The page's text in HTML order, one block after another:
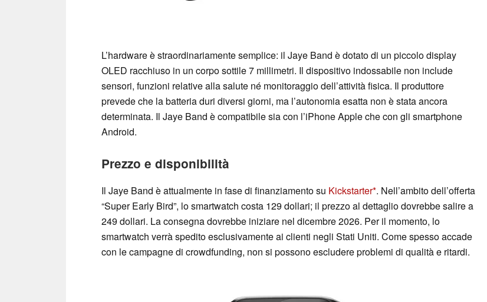
L’hardware è straordinariamente semplice: il Jaye Band è dotato di un piccolo display
OLED racchiuso in un corpo sottile 7 millimetri. Il dispositivo indossabile non include
sensori, funzioni relative alla salute né monitoraggio dell’attività fisica. Il produttore
prevede che la batteria duri diversi giorni, ma l’autonomia esatta non è stata ancora
determinata. Il Jaye Band è compatibile sia con l’iPhone Apple che con gli smartphone
Android.
Prezzo e disponibilità
Il Jaye Band è attualmente in fase di finanziamento su Kickstarter . Nell’ambito dell’offerta
“Super Early Bird”, lo smartwatch costa 129 dollari; il prezzo al dettaglio dovrebbe salire a
249 dollari. La consegna dovrebbe iniziare nel dicembre 2026. Per il momento, lo
smartwatch verrà spedito esclusivamente ai clienti negli Stati Uniti. Come spesso accade
con le campagne di crowdfunding, non si possono escludere problemi di qualità e ritardi.